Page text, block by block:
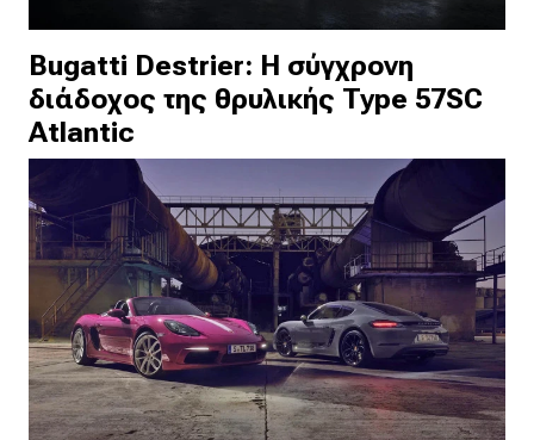
Bugatti Destrier: Η σύγχρονη
διάδοχος της θρυλικής Type 57SC
Atlantic